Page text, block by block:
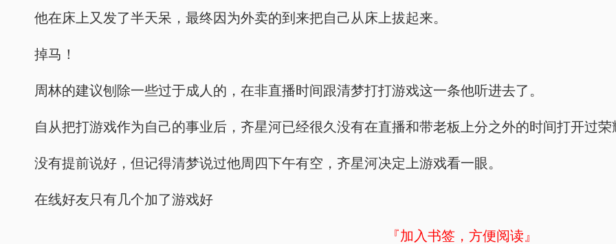
他在床上又发了半天呆，最终因为外卖的到来把自己从床上拔起来。
掉马！
周林的建议刨除一些过于成人的，在非直播时间跟清梦打打游戏这一条他听进去了。
自从把打游戏作为自己的事业后，齐星河已经很久没有在直播和带老板上分之外的时间打开过荣
没有提前说好，但记得清梦说过他周四下午有空，齐星河决定上游戏看一眼。
在线好友只有几个加了游戏好
『加入书签，方便阅读』